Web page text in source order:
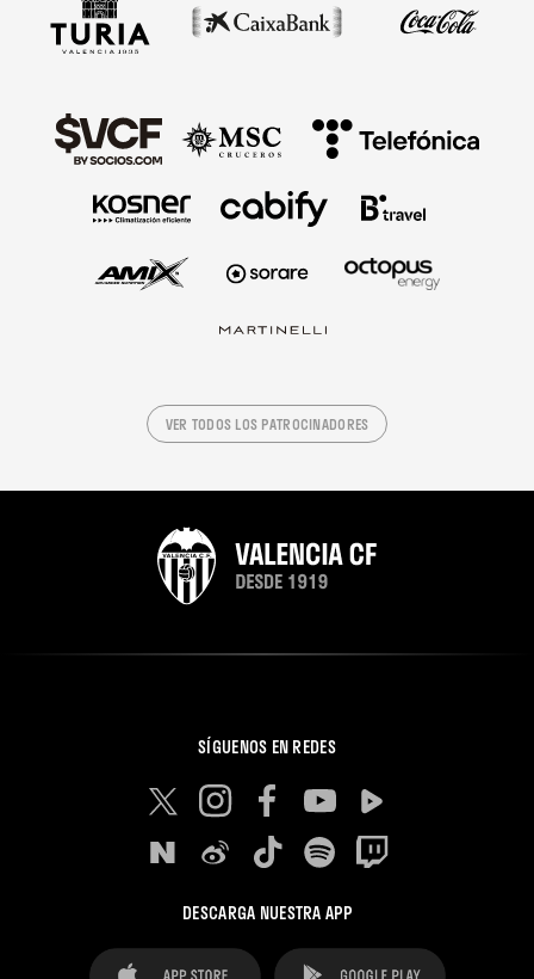
VER TODOS LOS PATROCINADORES
SÍGUENOS EN REDES
DESCARGA NUESTRA APP